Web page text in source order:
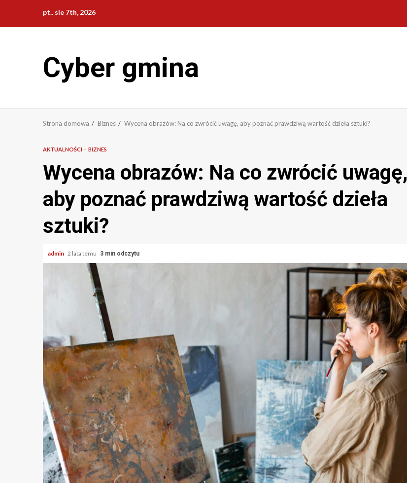
treści
pt.. sie 7th, 2026
Cyber gmina
Strona domowa Biznes Wycena obrazów: Na co zwrócić uwagę, aby poznać prawdziwą wartość dzieła sztuki?
AKTUALNOŚCI BIZNES
Wycena obrazów: Na co zwrócić uwagę,
aby poznać prawdziwą wartość dzieła
sztuki?
admin 2 lata temu 3 min odczytu